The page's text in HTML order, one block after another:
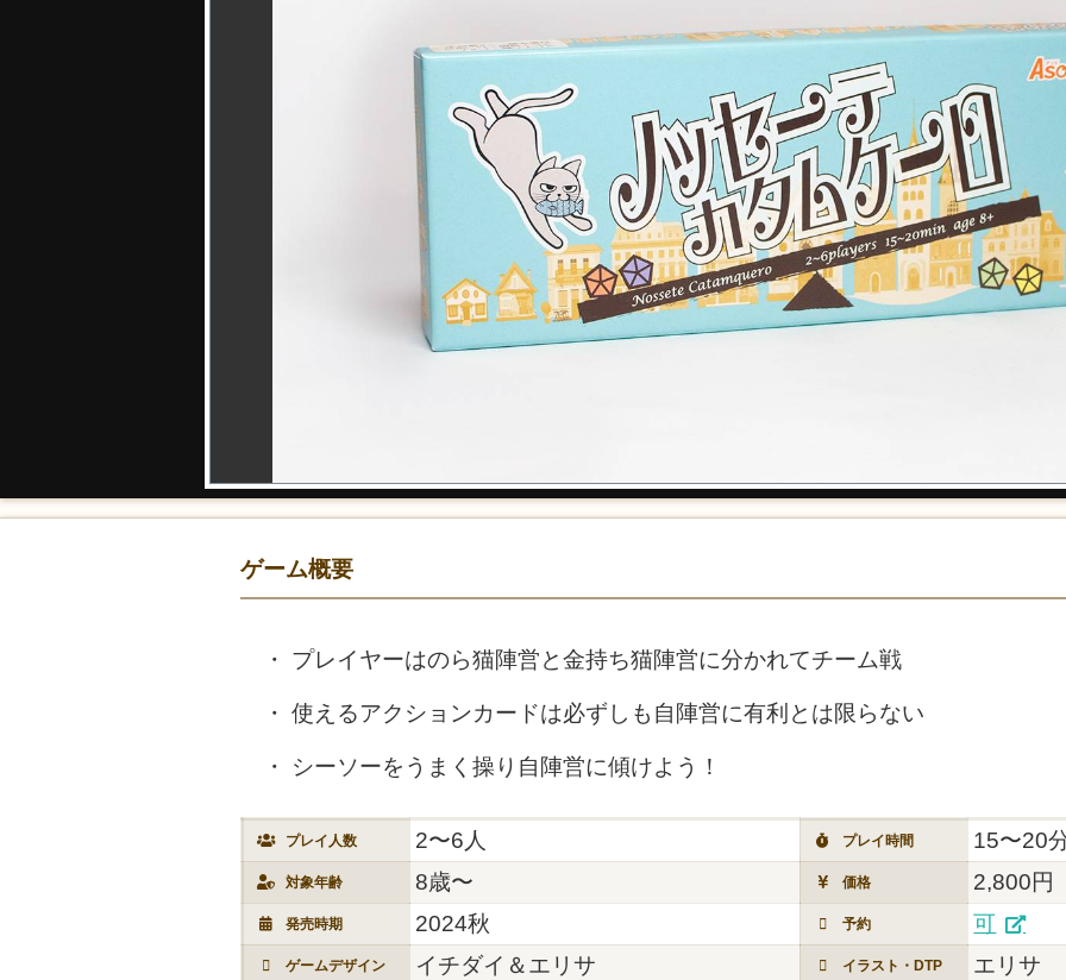
ゲーム概要
プレイヤーはのら猫陣営と金持ち猫陣営に分かれてチーム戦
使えるアクションカードは必ずしも自陣営に有利とは限らない
シーソーをうまく操り自陣営に傾けよう！
プレイ人数 2〜6人 プレイ時間 15〜20
対象年齢 8歳〜 価格 2,800円
発売時期 2024秋 予約 可
ゲームデザイン イチダイ＆エリサ イラスト・DTP エリサ